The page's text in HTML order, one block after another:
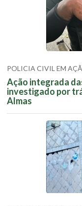
POLICIA CIVIL EM
Ação integrada
investigado por
Almas